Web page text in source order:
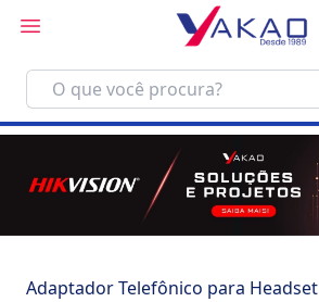
Adaptador Telefônico para Headset